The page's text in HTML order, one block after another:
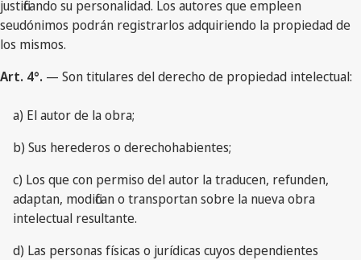
justificando su personalidad. Los autores que empleen
seudónimos podrán registrarlos adquiriendo la propiedad de
los mismos.
Art. 4°. — Son titulares del derecho de propiedad intelectual:
a) El autor de la obra;
b) Sus herederos o derechohabientes;
c) Los que con permiso del autor la traducen, refunden,
adaptan, modifican o transportan sobre la nueva obra
intelectual resultante.
d) Las personas físicas o jurídicas cuyos dependientes